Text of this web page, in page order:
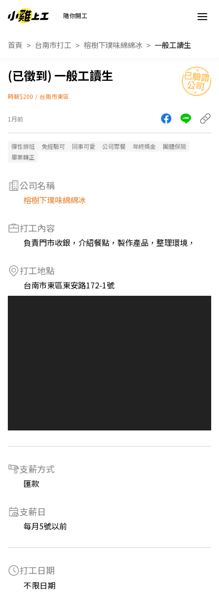
隨你開工
首頁 台南市打工 榕樹下璞味綿綿冰 一般工讀生
一般工讀生
時薪$200 / 台南市東區
1月前
彈性排班 免經驗可 同事可愛 公司聚餐 年終獎金
團體保險
畢業轉正
公司名稱
榕樹下璞味綿綿冰
打工內容
負責門市收銀，介紹餐點，製作產品，整理環境，
打工地點
台南市東區東安路172-1號
支薪方式
匯款
支薪日
每月5號以前
打工日期
不限日期